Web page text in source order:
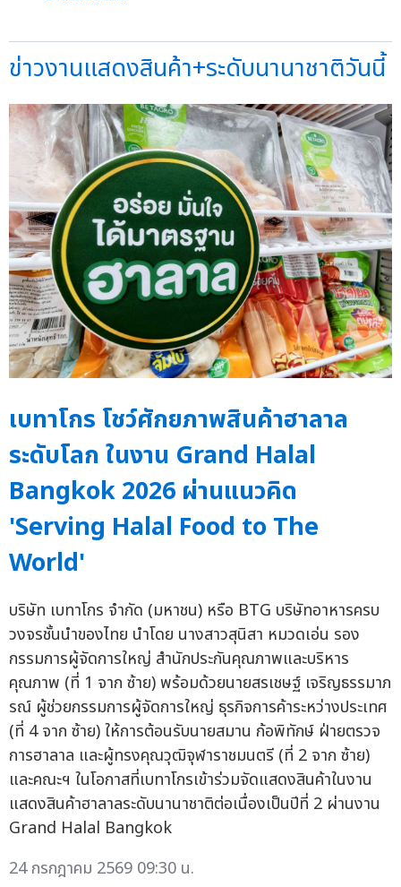
ข่าวงานแสดงสินค้า+ระดับนานาชาติวันนี้
เบทาโกร โชว์ศักยภาพสินค้าฮาลาล
ระดับโลก ในงาน Grand Halal
Bangkok 2026 ผ่านแนวคิด
'Serving Halal Food to The
World'
บริษัท เบทาโกร จำกัด (มหาชน) หรือ BTG บริษัทอาหารครบ
วงจรชั้นนำของไทย นำโดย นางสาวสุนิสา หมวดเอ่น รอง
กรรมการผู้จัดการใหญ่ สำนักประกันคุณภาพและบริหาร
คุณภาพ (ที่ 1 จาก ซ้าย) พร้อมด้วยนายสรเชษฐ์ เจริญธรรมาภ
รณ์ ผู้ช่วยกรรมการผู้จัดการใหญ่ ธุรกิจการค้าระหว่างประเทศ
(ที่ 4 จาก ซ้าย) ให้การต้อนรับนายสมาน ก้อพิทักษ์ ฝ่ายตรวจ
การฮาลาล และผู้ทรงคุณวุฒิจุฬาราชมนตรี (ที่ 2 จาก ซ้าย)
และคณะฯ ในโอกาสที่เบทาโกรเข้าร่วมจัดแสดงสินค้าในงาน
แสดงสินค้าฮาลาลระดับนานาชาติต่อเนื่องเป็นปีที่ 2 ผ่านงาน
Grand Halal Bangkok
24 กรกฎาคม 2569 09:30 น.